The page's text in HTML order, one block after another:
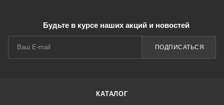
Будьте в курсе наших акций и новостей
ПОДПИСАТЬСЯ
КАТАЛОГ